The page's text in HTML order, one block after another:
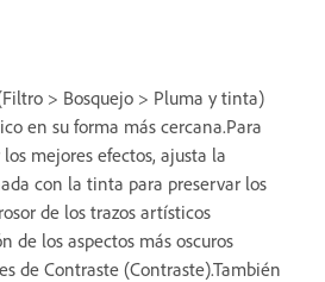
> Bosquejo > Pluma y tinta)
en su forma más cercana.Para
mejores efectos, ajusta la
con la tinta para preservar los
de los trazos artísticos
de los aspectos más oscuros
de Contraste (Contraste).También